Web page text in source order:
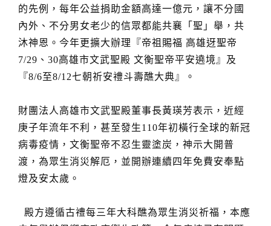
的先例，每年公益捐助金額高達一億元，讓不分國
內外、不分男女老少的信眾都能共襄「聖」舉，共
沐神恩。今年更擴大辦理『帝祖賜福 高雄迓聖帝
7/29、30高雄市文武聖殿 文衡聖帝平安遶境』及
『8/6至8/12七朝祈安禮斗壽醮大典』。
財團法人高雄市文武聖殿董事長黃瑛芳表示，近經
庚子年流年不利，甚至發生110年初橫行全球的新冠
病毒疫情，文衡聖帝不忍生靈塗炭，神示大開普
渡，為眾生消災解厄，並開辦連續四年免費安奉點
燈及安太歲。
殿方遵循古禮每三年大科醮為眾生消災祈福，本應